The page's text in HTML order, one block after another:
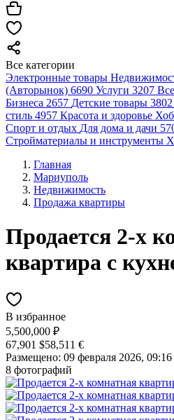
Все категории
Электронные товары
(Авторынок) 6690 Услуги 3207
Бизнеса 2657 Детские товары 3802
стиль 4957 Красота и здоровье
Спорт и отдых Для дома и дачи
Стройматериалы и инструменты
Главная
Мариуполь
Недвижимость
Продажа квартиры
Продается 2-х
квартира с
В избранное
5,500,000 ₽
67,901 $58,511 €
Размещено: 09 февраля 2026, 09:16
8 фотографий